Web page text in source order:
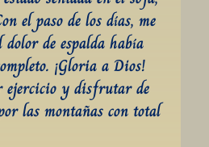
el paso de los días, me
de espalda había
¡Gloria a Dios!
ejercicio y disfrutar de
las montañas con total